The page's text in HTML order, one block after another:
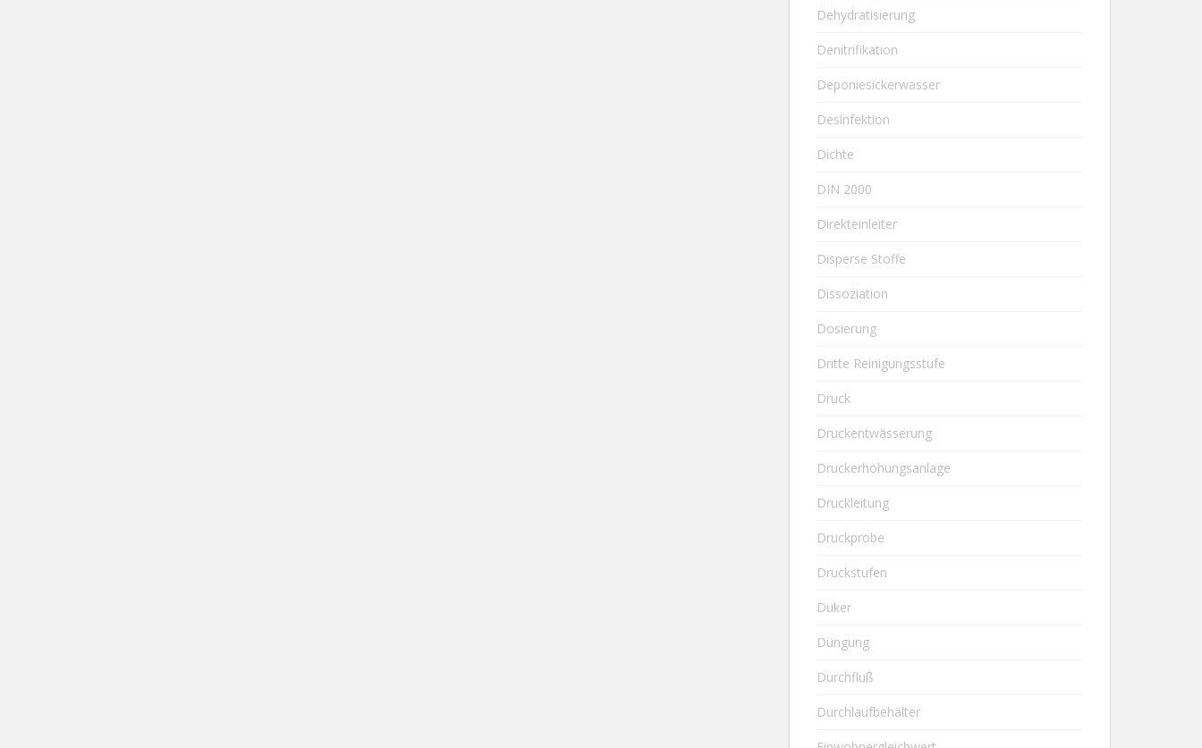
Dehydratisierung
Denitrifikation
Deponiesickerwasser
Desinfektion
Dichte
DIN 2000
Direkteinleiter
Disperse Stoffe
Dissoziation
Dosierung
Dritte Reinigungsstufe
Druck
Druckentwässerung
Druckerhöhungsanlage
Druckleitung
Druckprobe
Druckstufen
Düker
Düngung
Durchfluß
Durchlaufbehälter